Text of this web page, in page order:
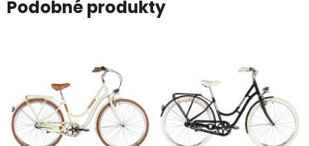
Podobné produkty